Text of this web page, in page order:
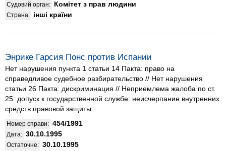
Судовий орган: Комітет з прав людини
Страна: інші країни
Энрике Гарсия Понс против Испании
Нет нарушения пункта 1 статьи 14 Пакта: право на
справедливое судебное разбирательство // Нет нарушения
статьи 26 Пакта: дискриминация // Неприемлема жалоба по ст.
25: допуск к государственной службе: неисчерпание внутренних
средств правовой защиты
Номер справи: 454/1991
Дата: 30.10.1995
Остаточне: 30.10.1995